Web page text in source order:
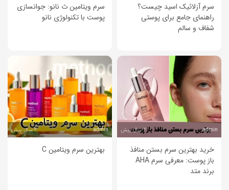
سرم آزلائیک اسید چیست؟
راهنمای جامع برای پوستی
شفاف و سالم
سرم ویتامین ث نانو: جوانسازی
پوست با تکنولوژی نانو
admin 2 سال پیش
خرید بهترین سرم بستن منافذ
باز پوست: معرفی سرم AHA
برند متد
admin 2 سال پیش
بهترین سرم ویتامین C